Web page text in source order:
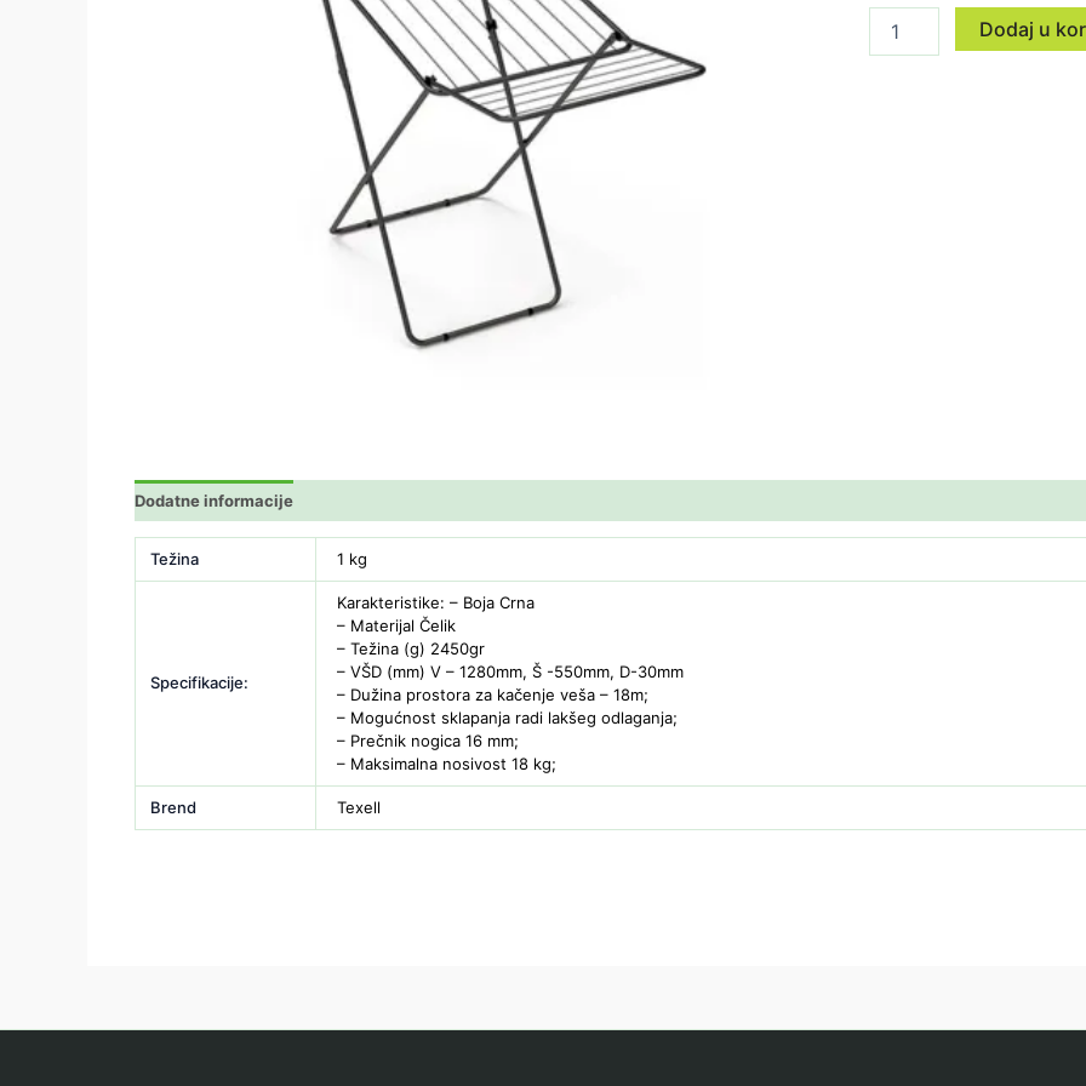
Dodaj u
Dodatne informacije
Težina 1 kg
Specifikacije:
Karakteristike: – Boja Crna
– Materijal Čelik
– Težina (g) 2450gr
– VŠD (mm) V – 1280mm, Š -550mm, D-30mm
– Dužina prostora za kačenje veša – 18m;
– Mogućnost sklapanja radi lakšeg odlaganja;
– Prečnik nogica 16 mm;
– Maksimalna nosivost 18 kg;
Brend Texell